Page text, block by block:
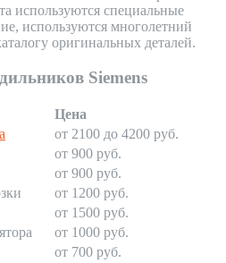
используются специальные
используются многолетний
оригинальных деталей.
Siemens
Цена
от 2100 до 4200 руб.
от 900 руб.
от 900 руб.
от 1200 руб.
от 1500 руб.
от 1000 руб.
от 700 руб.